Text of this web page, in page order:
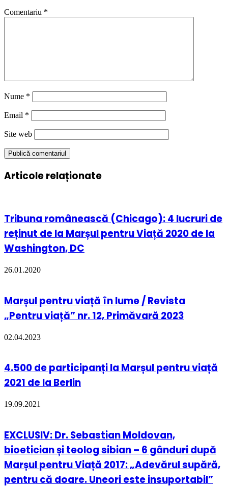
Comentariu *
Nume *
Email *
Site web
Articole relaționate
Tribuna românească (Chicago): 4 lucruri de
reținut de la Marșul pentru Viață 2020 de la
Washington, DC
26.01.2020
Marșul pentru viață în lume / Revista
„Pentru viață” nr. 12, Primăvară 2023
02.04.2023
4.500 de participanți la Marșul pentru viață
2021 de la Berlin
19.09.2021
EXCLUSIV: Dr. Sebastian Moldovan,
bioetician și teolog sibian – 6 gânduri după
Marșul pentru Viață 2017: „Adevărul supără,
pentru că doare. Uneori este insuportabil”